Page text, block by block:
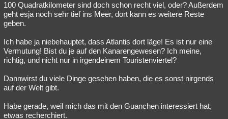
100 Quadratkilometer sind doch schon recht viel, oder? Außerdem
geht esja noch sehr tief ins Meer, dort kann es weitere Reste
geben.
Ich habe ja niebehauptet, dass Atlantis dort läge! Es ist nur eine
Vermutung! Bist du je auf den Kanarengewesen? Ich meine,
richtig, und nicht nur in irgendeinem Touristenviertel?
Dannwirst du viele Dinge gesehen haben, die es sonst nirgends
auf der Welt gibt.
Habe gerade, weil mich das mit den Guanchen interessiert hat,
etwas recherchiert.